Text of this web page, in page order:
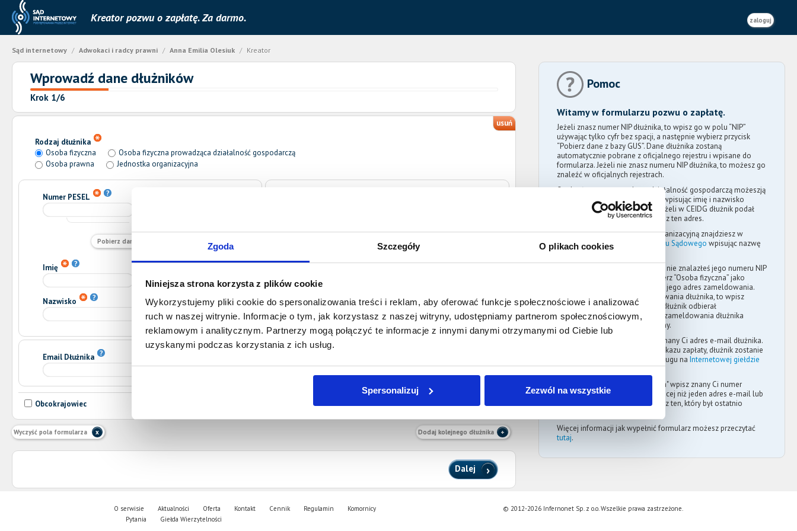
Zgoda Szczegóły O plikach cookies
Niniejsza strona korzysta z plików cookie
Wykorzystujemy pliki cookie do spersonalizowania treści i reklam, aby oferować funkcje społecznościowe i analizować
ruch w naszej witrynie. Informacje o tym, jak korzystasz z naszej witryny, udostępniamy partnerom społecznościowym,
reklamowym i analitycznym. Partnerzy mogą połączyć te informacje z innymi danymi otrzymanymi od Ciebie lub
uzyskanymi podczas korzystania z ich usług.
Spersonalizuj Zezwól na wszystkie
Kreator pozwu o zapłatę. Za darmo. zaloguj
Sąd internetowy / Adwokaci i radcy prawni / Anna Emilia Olesiuk / Kreator
Wprowadź dane dłużników
Krok 1/6
Rodzaj dłużnika
Osoba fizyczna
Osoba fizyczna prowadząca działalność gospodarczą
Osoba prawna
Jednostka organizacyjna
Numer PESEL
Pobierz dane z bazy GUS
Imię
Nazwisko
Miejscowość Kod pocztowy
Poczta Województwo
Email Dłużnika
Obcokrajowiec
usuń
Wyczyść pola formularza Dodaj kolejnego dłużnika
Dalej
Pomoc
Witamy w formularzu pozwu o zapłatę.
Jeżeli znasz numer NIP dłużnika, to wpisz go w polu “NIP”
używając tylko cyfr bez spacji, a następnie wybierz przycisk
“Pobierz dane z bazy GUS”. Dane dłużnika zostaną
automatycznie pobrane z oficjalnego rejestru i wpisane do
formularza. Jeżeli nie znasz numeru NIP dłużnika, to możesz go
znaleźć w oficjalnych rejestrach.
Osobę fizyczną prowadzącą działalność gospodarczą możeszją
wyszukiwarce CEIDG
wpisując imię i nazwisko
dłużnika lub nazwę jego firmy. Jeżeli w CEIDG dłużnik podał
adres do korespondencji, to wpisz ten adres.
Osobę prawną lub jednostkę organizacyjną znajdziesz w
wyszukiwarce Krajowego Rejestru Sądowego wpisując nazwę
dłużnika.
Jeżeli dłużnik to osoba fizyczna i nie znalazłeś jego numeru NIP
w oficjalnych rejestrach, to wybierz “Osoba fizyczna” jako
rodzaj dłużnika. Następnie wpisz jego adres zameldowania.
Jeżeli nie znasz adresu zameldowania dłużnika, to wpisz
ostatni znany adres pod którym dłużnik odbierał
korespondencję. Aktualny adres zameldowania dłużnika
możesz uzyskać w urzędzie gminy.
W polu "E-mail dłużnika" wpisz znany Ci adres e-mail dłużnika.
Po uzyskaniu prawomocnego nakazu zapłaty, dłużnik zostanie
powiadomiony o wystawieniu długu na Internetowej giełdzie
wierzytelności.
W polu "Numer telefonu dłużnika" wpisz znany Ci numer
telefonu dłużnika. Jeśli znasz więcej niż jeden adres e-mail lub
numer telefonu dłużnika, to wpisz ten, który był ostatnio
Więcej informacji jak wypełnić formularz możesz przeczytać
tutaj.
O serwisie Aktualności Oferta Kontakt Cennik Regulamin
Komornicy
Pytania
Giełda Wierzytelności
© 2012-2026 Infernonet Sp. z o.o. Wszelkie prawa zastrzeżone.